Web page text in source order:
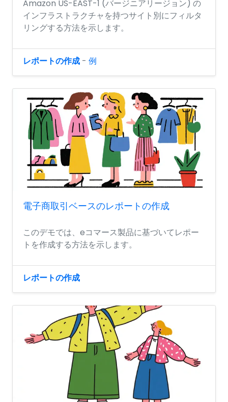
Amazon US-EAST-1 (バージニアリージョン) の
インフラストラクチャを持つサイト別にフィルタ
リングする方法を示します。
レポートの作成 - 例
電子商取引ベースのレポートの作成
このデモでは、eコマース製品に基づいてレポー
トを作成する方法を示します。
レポートの作成